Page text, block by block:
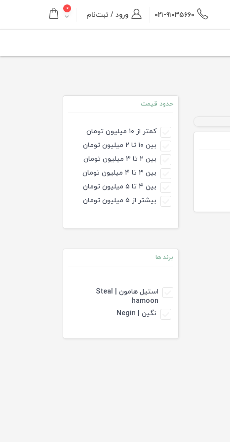
۰۲۱-۹۱۰۳۵۶۶۰ ورود / ثبت‌نام
۰
حدود قیمت
کمتر از ۱۰ میلیون تومان
بین ۱۰ تا ۲ میلیون تومان
بین ۲ تا ۳ میلیون تومان
بین ۳ تا ۴ میلیون تومان
بین ۴ تا ۵ میلیون تومان
بیشتر از ۵ میلیون تومان
برند ها
استیل هامون | Steal
hamoon
نگین | Negin